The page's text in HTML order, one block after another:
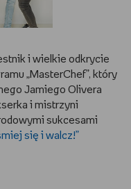
i wielkie odkrycie
„MasterChef”, który
Jamiego Olivera
i mistrzyni
sukcesami
się i walcz!”